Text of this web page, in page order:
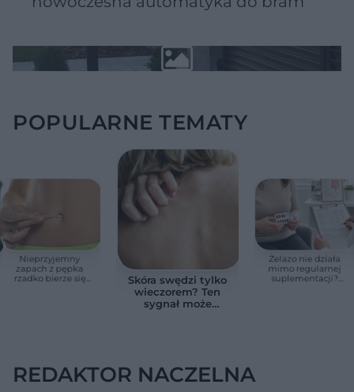
POPULARNE TEMATY
Nieprzyjemny
zapach z pępka
rzadko bierze się
Skóra swędzi tylko
wieczorem? Ten
sygnał może
Żelazo nie działa
mimo regularnej
suplementacji?
REDAKTOR NACZELNA